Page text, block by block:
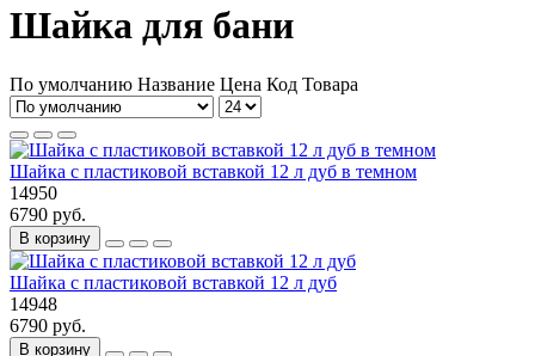
Шайка для бани
По умолчанию Название Цена Код Товара
Шайка с пластиковой вставкой 12 л дуб в темном
14950
6790 руб.
В корзину
Шайка с пластиковой вставкой 12 л дуб
14948
6790 руб.
В корзину